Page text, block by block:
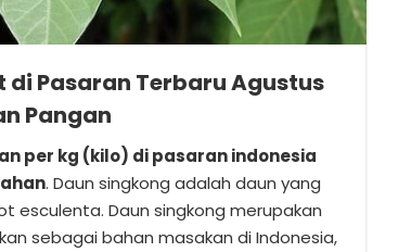
di Pasaran Terbaru Agustus
Pangan
per kg (kilo) di pasaran indonesia
. Daun singkong adalah daun yang
esculenta. Daun singkong merupakan
sebagai bahan masakan di Indonesia,